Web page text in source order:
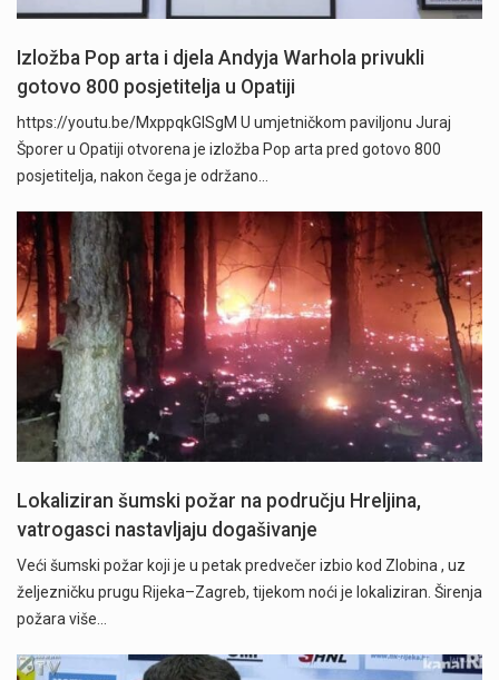
Izložba Pop arta i djela Andyja Warhola privukli
gotovo 800 posjetitelja u Opatiji
https://youtu.be/MxppqkGISgM U umjetničkom paviljonu Juraj
Šporer u Opatiji otvorena je izložba Pop arta pred gotovo 800
posjetitelja, nakon čega je održano…
Lokaliziran šumski požar na području Hreljina,
vatrogasci nastavljaju dogašivanje
Veći šumski požar koji je u petak predvečer izbio kod Zlobina , uz
željezničku prugu Rijeka–Zagreb, tijekom noći je lokaliziran. Širenja
požara više…